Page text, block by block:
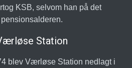
KSB, selvom han på det
Station
blev Værløse Station nedlagt i